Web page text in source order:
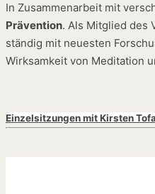
In Zusammenarbeit mit
Prävention. Als Mitglied des
ständig mit neuesten
Wirksamkeit von Meditation
Einzelsitzungen mit Kirsten